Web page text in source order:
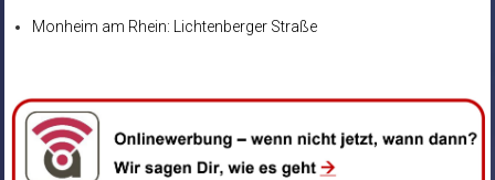
Monheim am Rhein: Lichtenberger Straße